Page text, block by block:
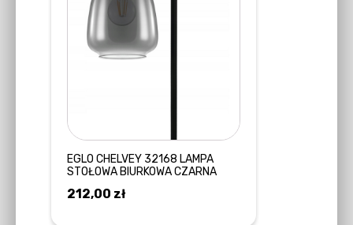
EGLO CHELVEY 32168 LAMPA
STOŁOWA BIURKOWA CZARNA
212,00 zł